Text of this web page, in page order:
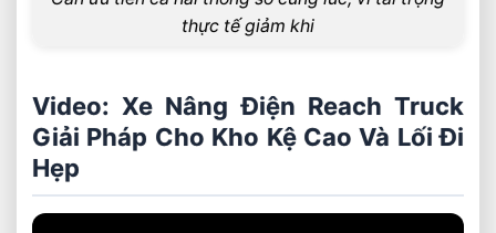
thực tế giảm khi
Video: Xe Nâng Điện Reach Truck
Giải Pháp Cho Kho Kệ Cao Và Lối Đi
Hẹp